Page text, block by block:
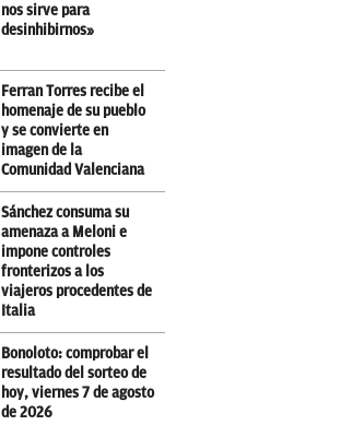
nos sirve para
desinhibirnos»
Ferran Torres recibe el
homenaje de su pueblo
y se convierte en
imagen de la
Comunidad Valenciana
Sánchez consuma su
amenaza a Meloni e
impone controles
fronterizos a los
viajeros procedentes de
Italia
Bonoloto: comprobar el
resultado del sorteo de
hoy, viernes 7 de agosto
de 2026